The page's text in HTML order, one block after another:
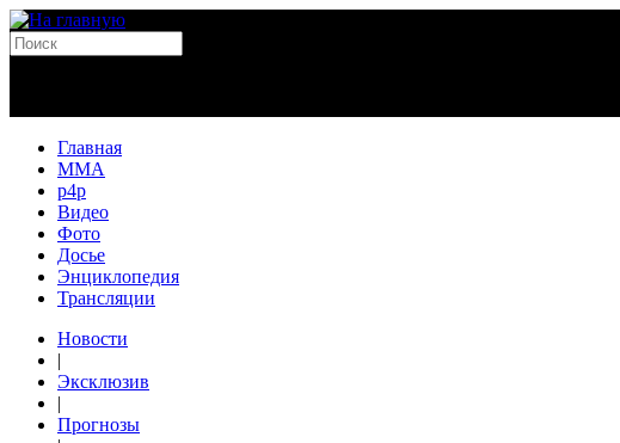
Главная
MMA
p4p
Видео
Фото
Досье
Энциклопедия
Трансляции
Новости
|
Эксклюзив
|
Прогнозы